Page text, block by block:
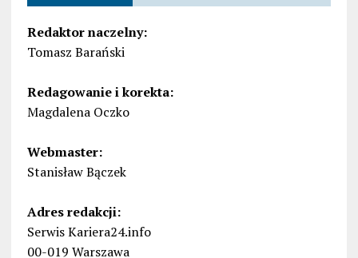
Redaktor naczelny:
Tomasz Barański
Redagowanie i korekta:
Magdalena Oczko
Webmaster:
Stanisław Bączek
Adres redakcji:
Serwis Kariera24.info
00-019 Warszawa